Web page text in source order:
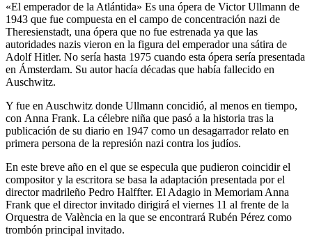
«El emperador de la Atlántida» Es una ópera de Victor Ullmann de
1943 que fue compuesta en el campo de concentración nazi de
Theresienstadt, una ópera que no fue estrenada ya que las
autoridades nazis vieron en la figura del emperador una sátira de
Adolf Hitler. No sería hasta 1975 cuando esta ópera sería presentada
en Ámsterdam. Su autor hacía décadas que había fallecido en
Auschwitz.
Y fue en Auschwitz donde Ullmann concidió, al menos en tiempo,
con Anna Frank. La célebre niña que pasó a la historia tras la
publicación de su diario en 1947 como un desagarrador relato en
primera persona de la represión nazi contra los judíos.
En este breve año en el que se especula que pudieron coincidir el
compositor y la escritora se basa la adaptación presentada por el
director madrileño Pedro Halffter. El Adagio in Memoriam Anna
Frank que el director invitado dirigirá el viernes 11 al frente de la
Orquestra de València en la que se encontrará Rubén Pérez como
trombón principal invitado.